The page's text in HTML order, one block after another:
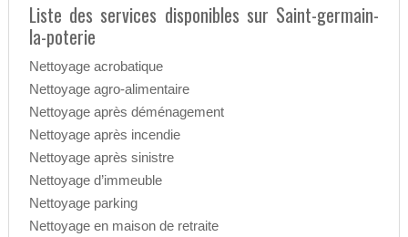
Liste des services disponibles sur Saint-germain-
la-poterie
Nettoyage acrobatique
Nettoyage agro-alimentaire
Nettoyage après déménagement
Nettoyage après incendie
Nettoyage après sinistre
Nettoyage d’immeuble
Nettoyage parking
Nettoyage en maison de retraite